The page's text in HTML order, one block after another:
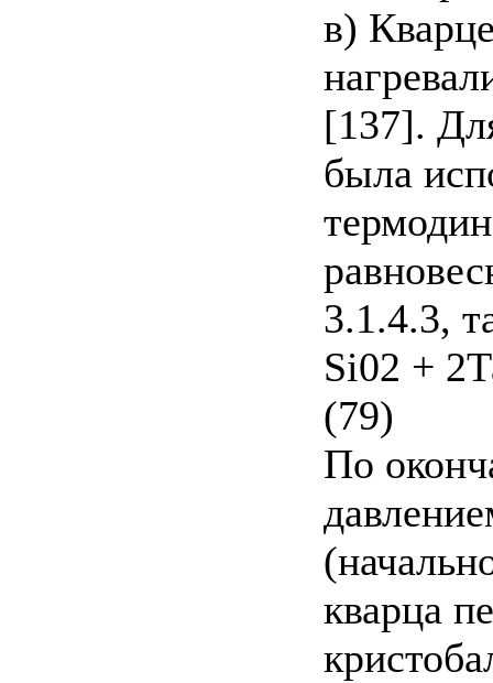
в)
[137].
была
3.1.4.3,
Si02 +
(79)
По
кварца